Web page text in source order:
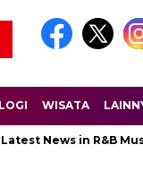
WISATA
in R&B Music: A